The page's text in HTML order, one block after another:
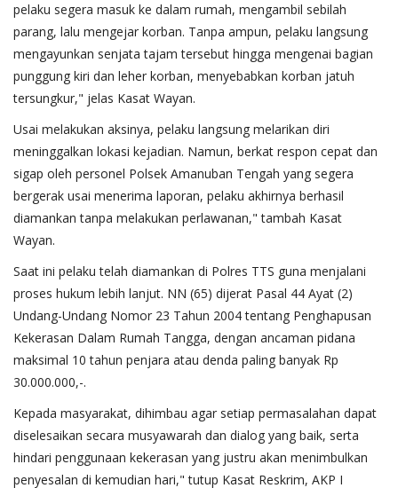
pelaku segera masuk ke dalam rumah, mengambil sebilah
parang, lalu mengejar korban. Tanpa ampun, pelaku langsung
mengayunkan senjata tajam tersebut hingga mengenai bagian
punggung kiri dan leher korban, menyebabkan korban jatuh
tersungkur," jelas Kasat Wayan.
Usai melakukan aksinya, pelaku langsung melarikan diri
meninggalkan lokasi kejadian. Namun, berkat respon cepat dan
sigap oleh personel Polsek Amanuban Tengah yang segera
bergerak usai menerima laporan, pelaku akhirnya berhasil
diamankan tanpa melakukan perlawanan," tambah Kasat
Wayan.
Saat ini pelaku telah diamankan di Polres TTS guna menjalani
proses hukum lebih lanjut. NN (65) dijerat Pasal 44 Ayat (2)
Undang-Undang Nomor 23 Tahun 2004 tentang Penghapusan
Kekerasan Dalam Rumah Tangga, dengan ancaman pidana
maksimal 10 tahun penjara atau denda paling banyak Rp
30.000.000,-.
Kepada masyarakat, dihimbau agar setiap permasalahan dapat
diselesaikan secara musyawarah dan dialog yang baik, serta
hindari penggunaan kekerasan yang justru akan menimbulkan
penyesalan di kemudian hari," tutup Kasat Reskrim, AKP I